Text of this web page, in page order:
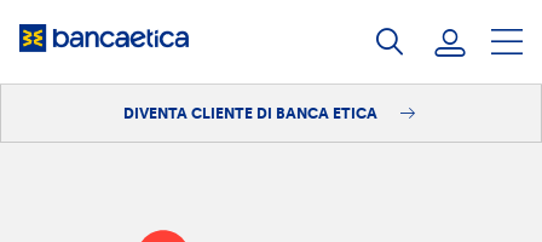
DIVENTA CLIENTE DI BANCA ETICA